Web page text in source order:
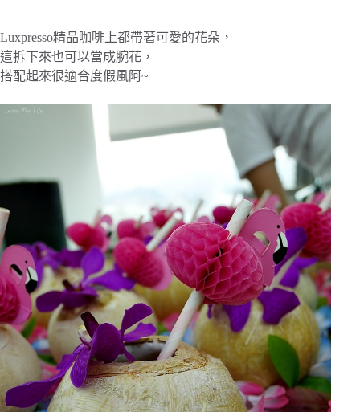
Luxpresso精品咖啡上都帶著可愛的花朵，
這拆下來也可以當成腕花，
搭配起來很適合度假風阿~